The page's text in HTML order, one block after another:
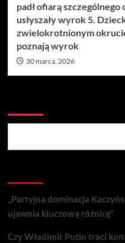
padł ofiarą
usłyszały wyrok 5.
zwielokrotnionym
poznają wyrok
30 marca, 2026
„Partyjna dominacja
ujawnia kluczową różnicę”
Czy Władimir Putin traci